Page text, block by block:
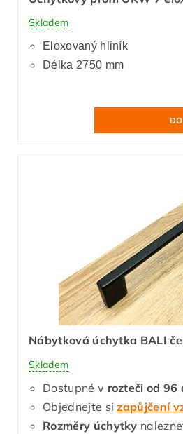
Skladem
Eloxovaný hliník
Délka 2750 mm
Nábytková úchytka BALI
Skladem
Dostupné v rozteči od 96
Objednejte si zapůjčení
Rozměry úchytky